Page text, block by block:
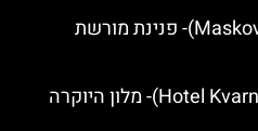
מסקוביצה האן (Maskovica Han)- פנינת מורשת
מלון קוורנר באופטייה (Hotel Kvarner)- מלון היוקרה